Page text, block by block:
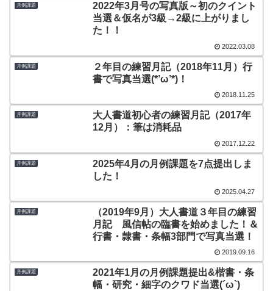
月例課題
2022年3月号の写真版～初のクイント
当選＆仮名が3級→2級に上がりまし
た！！
2022.03.08
月例課題
２年目の練習月記（2018年11月）行
書で写真当選(*’ω’*)！
2018.11.25
月例課題
大人書道初心者の練習月記（2017年
12月）：筆は消耗品
2017.12.22
月例課題
2025年4月の月例課題を7点提出しま
した！
2025.04.27
月例課題
（2019年9月）大人書道３年目の練習
月記 風信帖の臨書を始めました！＆
行書・隷書・条幅3部門で写真当選！
2019.09.16
月例課題
2021年1月の月例課題提出&楷書・条
幅・研究・細字のクワド当選(´ω`)